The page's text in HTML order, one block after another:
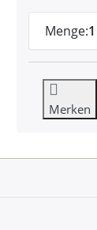
Menge:1
Merken